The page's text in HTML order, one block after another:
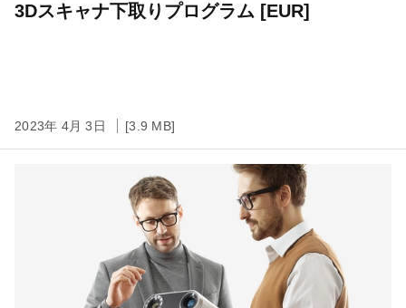
3Dスキャナ下取りプログラム [EUR]
2023年 4月 3日 [3.9 MB]